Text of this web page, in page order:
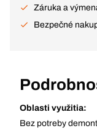
Záruka a
Bezpečné
Oblasti využitia:
Bez potreby